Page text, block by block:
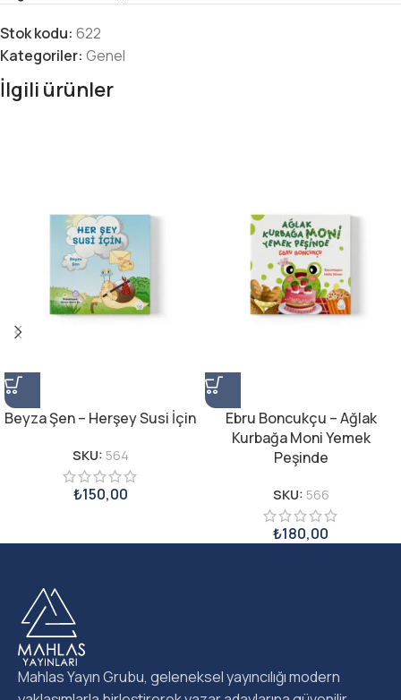
Stok kodu: 622
Kategoriler: Genel
İlgili ürünler
Beyza Şen – Herşey Susi İçin
SKU: 564
₺150,00
Ebru Boncukçu – Ağlak
Kurbağa Moni Yemek
Peşinde
SKU: 566
₺180,00
Mahlas Yayın Grubu, geleneksel yayıncılığı modern